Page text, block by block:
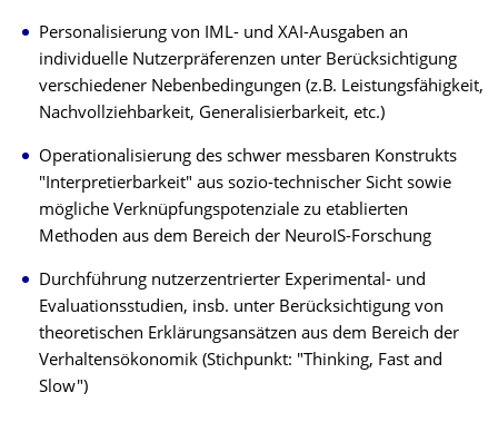
Personalisierung von IML- und XAI-Ausgaben an
individuelle Nutzerpräferenzen unter Berücksichtigung
verschiedener Nebenbedingungen (z.B. Leistungsfähigkeit,
Nachvollziehbarkeit, Generalisierbarkeit, etc.)
Operationalisierung des schwer messbaren Konstrukts
"Interpretierbarkeit" aus sozio-technischer Sicht sowie
mögliche Verknüpfungspotenziale zu etablierten
Methoden aus dem Bereich der NeuroIS-Forschung
Durchführung nutzerzentrierter Experimental- und
Evaluationsstudien, insb. unter Berücksichtigung von
theoretischen Erklärungsansätzen aus dem Bereich der
Verhaltensökonomik (Stichpunkt: "Thinking, Fast and
Slow")